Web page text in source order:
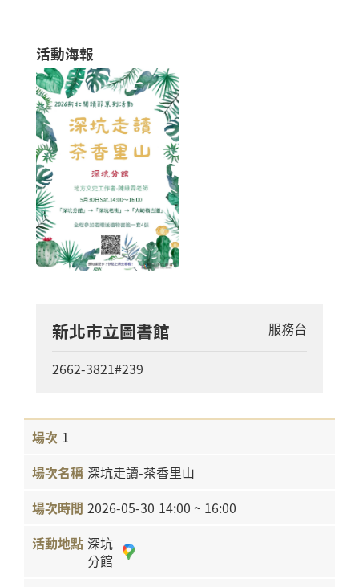
活動海報
新北市立圖書館 服務台
2662-3821#239
1
深坑走讀-茶香里山
2026-05-30 14:00 ~ 16:00
深坑
分館